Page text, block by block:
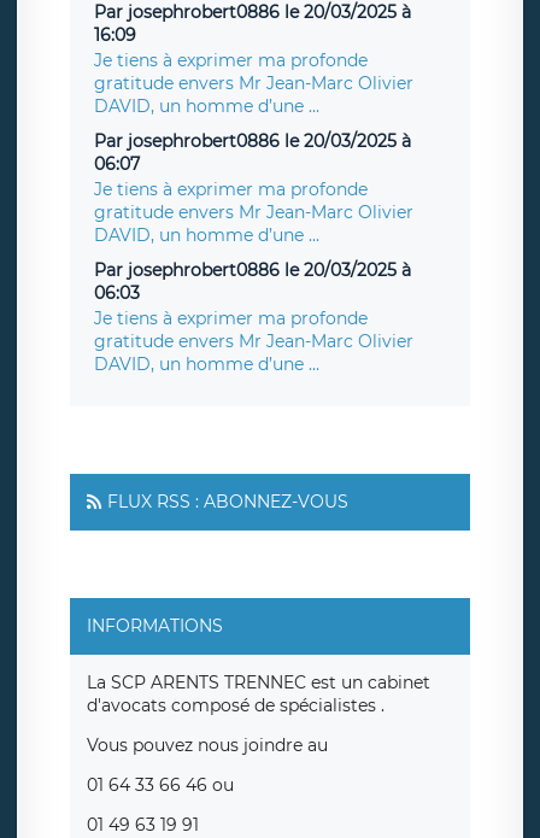
Par josephrobert0886 le 20/03/2025 à
16:09
Je tiens à exprimer ma profonde
gratitude envers Mr Jean-Marc Olivier
DAVID, un homme d’une ...
Par josephrobert0886 le 20/03/2025 à
06:07
Je tiens à exprimer ma profonde
gratitude envers Mr Jean-Marc Olivier
DAVID, un homme d’une ...
Par josephrobert0886 le 20/03/2025 à
06:03
Je tiens à exprimer ma profonde
gratitude envers Mr Jean-Marc Olivier
DAVID, un homme d’une ...
FLUX RSS : ABONNEZ-VOUS
INFORMATIONS
La SCP ARENTS TRENNEC est un cabinet
d'avocats composé de spécialistes .
Vous pouvez nous joindre au
01 64 33 66 46 ou
01 49 63 19 91